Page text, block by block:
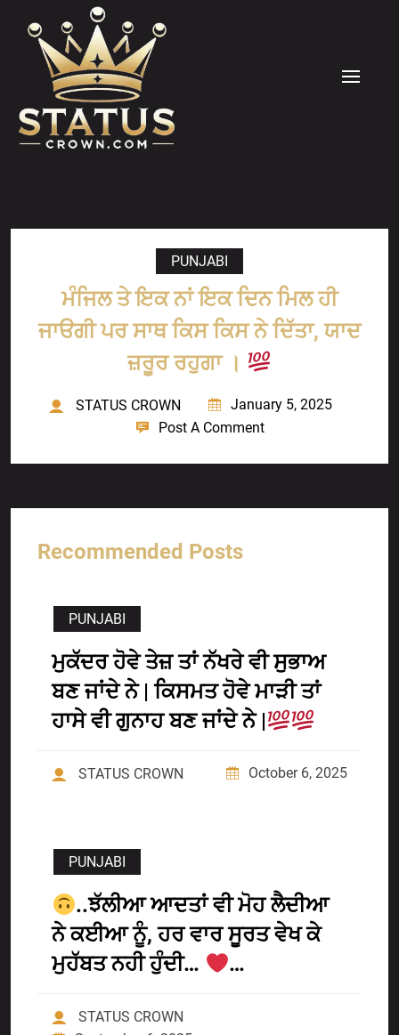
content
MENU
PUNJABI
ਮੰਜਿਲ ਤੇ ਇਕ ਨਾਂ ਇਕ ਦਿਨ ਮਿਲ ਹੀ
ਜਾੳਗੀ ਪਰ ਸਾਥ ਕਿਸ ਕਿਸ ਨੇ ਦਿੱਤਾ, ਯਾਦ
ਜ਼ਰੂਰ ਰਹੁਗਾ ।
STATUS CROWN
January 5, 2025
Post A Comment
Recommended Posts
PUNJABI
ਮੁਕੱਦਰ ਹੋਵੇ ਤੇਜ਼ ਤਾਂ ਨੱਖਰੇ ਵੀ ਸੁਭਾਅ
ਬਣ ਜਾਂਦੇ ਨੇ | ਕਿਸਮਤ ਹੋਵੇ ਮਾੜੀ ਤਾਂ
ਹਾਸੇ ਵੀ ਗੁਨਾਹ ਬਣ ਜਾਂਦੇ ਨੇ |
STATUS CROWN October 6, 2025
PUNJABI
..ਝੱਲੀਆ ਆਦਤਾਂ ਵੀ ਮੋਹ ਲੈਦੀਆ
ਨੇ ਕਈਆ ਨੂੰ, ਹਰ ਵਾਰ ਸੂਰਤ ਵੇਖ ਕੇ
ਮੁਹੱਬਤ ਨਹੀ ਹੁੰਦੀ…
…
STATUS CROWN